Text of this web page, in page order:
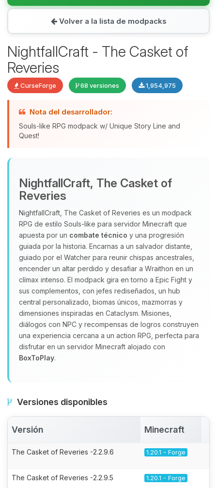
Volver a la lista de modpacks
NightfallCraft - The Casket of
Reveries
CurseForge 68 versiones 1,954,975
Nota del desarrollador:
Souls-like RPG modpack w/ Unique Story Line and
Quest!
NightfallCraft, The Casket of
Reveries
NightfallCraft, The Casket of Reveries es un modpack
RPG de estilo Souls‑like para servidor Minecraft que
apuesta por un combate técnico y una progresión
guiada por la historia. Encarnas a un salvador distante,
guiado por el Watcher para reunir chispas ancestrales,
encender un altar perdido y desafiar a Wraithon en un
clímax intenso. El modpack gira en torno a Epic Fight y
sus complementos, con jefes rediseñados, un hub
central personalizado, biomas únicos, mazmorras y
dimensiones inspiradas en Cataclysm. Misiones,
diálogos con NPC y recompensas de logros construyen
una experiencia cercana a un action RPG, perfecta para
disfrutar en un servidor Minecraft alojado con
BoxToPlay.
Versiones disponibles
Versión Minecraft
The Casket of Reveries -2.2.9.6 1.20.1 - Forge
The Casket of Reveries -2.2.9.5 1.20.1 - Forge
hablar! Soy Choupy, tu pequeno
asistente de BoxToPlay. Cuentame
que necesitas y moveré mis
pequenos circuitos para ayudarte.
10/08/2026 11:51